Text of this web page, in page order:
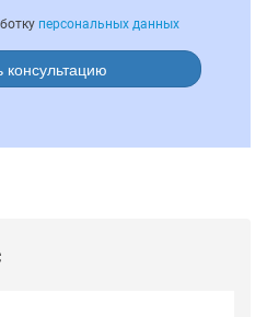
персональных данных
консультацию